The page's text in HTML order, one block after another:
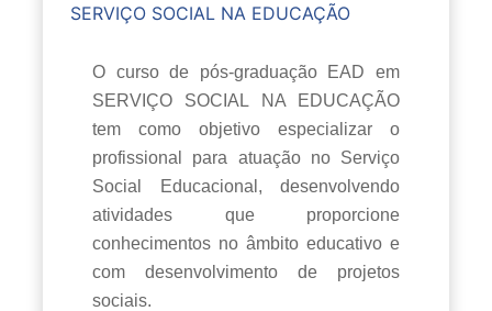
SERVIÇO SOCIAL NA EDUCAÇÃO
O curso de pós-graduação EAD em
SERVIÇO SOCIAL NA EDUCAÇÃO
tem como objetivo especializar o
profissional para atuação no Serviço
Social Educacional, desenvolvendo
atividades que proporcione
conhecimentos no âmbito educativo e
com desenvolvimento de projetos
sociais.